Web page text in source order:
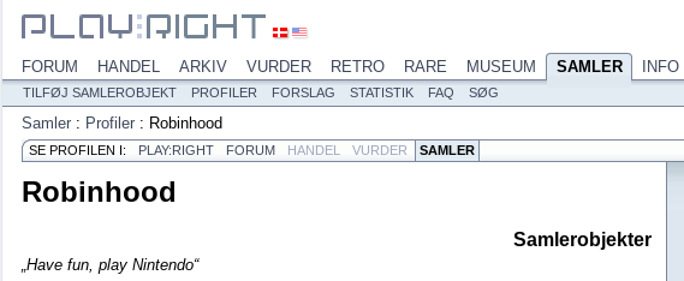
FORUM HANDEL ARKIV VURDER RETRO RARE MUSEUM SAMLER INFO
TILFØJ SAMLEROBJEKT PROFILER FORSLAG STATISTIK FAQ SØG
Samler : Profiler : Robinhood
SE PROFILEN I: PLAY:RIGHT FORUM HANDEL VURDER SAMLER
Robinhood
Samlerobjekter
„Have fun, play Nintendo“